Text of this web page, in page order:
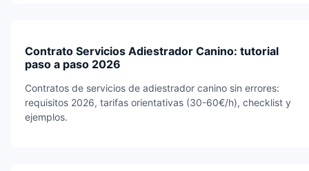
Contrato Servicios Adiestrador Canino: tutorial
paso a paso 2026
Contratos de servicios de adiestrador canino sin errores:
requisitos 2026, tarifas orientativas (30-60€/h), checklist y
ejemplos.